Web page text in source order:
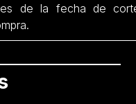
de la fecha de